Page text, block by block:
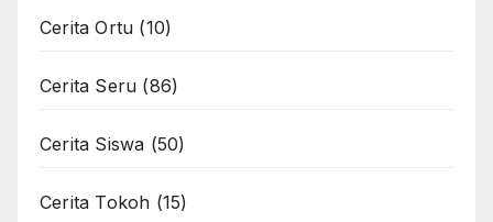
Cerita Ortu (10)
Cerita Seru (86)
Cerita Siswa (50)
Cerita Tokoh (15)